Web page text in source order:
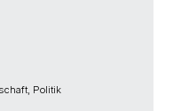
Politik